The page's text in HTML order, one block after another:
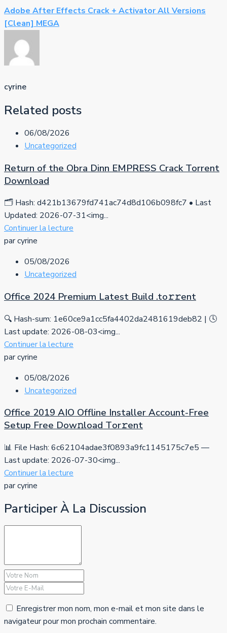
Adobe After Effects Crack + Activator All Versions
[Clean] MEGA
cyrine
Related posts
06/08/2026
Uncategorized
Return of the Obra Dinn EMPRESS Crack Torrent
Download
🗂 Hash: d421b13679fd741ac74d8d106b098fc7 • Last
Updated: 2026-07-31<img...
Continuer la lecture
par cyrine
05/08/2026
Uncategorized
Office 2024 Premium Latest Build .tо𝚛𝚛еnt
🔍 Hash-sum: 1e60ce9a1cc5fa4402da2481619deb82 | 🕓
Last update: 2026-08-03<img...
Continuer la lecture
par cyrine
05/08/2026
Uncategorized
Office 2019 AIO Offline Installer Account-Free
Setup Frее Dow𝚗load Tоr𝚛ent
📊 File Hash: 6c62104adae3f0893a9fc1145175c7e5 —
Last update: 2026-07-30<img...
Continuer la lecture
par cyrine
Participer À La Discussion
Enregistrer mon nom, mon e-mail et mon site dans le
navigateur pour mon prochain commentaire.